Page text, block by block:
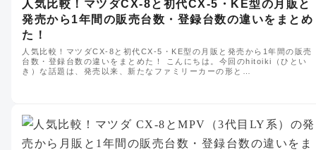
人気比較！マツダCX-8と初代CX-5・KE型の月販と
発売から1年間の販売台数・登録台数の違いをまとめ
た！
人気比較！マツダCX-8と初代CX-5・KE型の月販と発売から1年間の販売
台数・登録台数の違いをまとめた！ こんにちは。今回のhitoiki（ひとい
き）な話題は、発売以来、新たなファミリーカーの形と…